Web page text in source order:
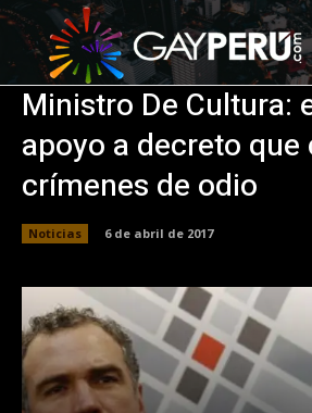
Ministro De Cultura:
apoyo a decreto que
crímenes de odio
Noticias 6 de abril de 2017